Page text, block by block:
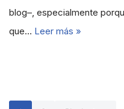
blog–, especialmente
que… Leer más »